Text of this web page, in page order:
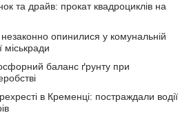
та драйв: прокат квадроциклів на
опинилися у комунальній
міськради
баланс ґрунту при
в Кременці: постраждали водії